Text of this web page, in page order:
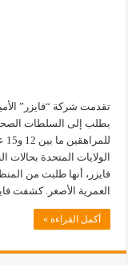
تقدمت شركة “فايزر”
بطلب إلى السلطات
فايزر، أنها طلبت من
العمرية الأصغر. كشفت
أكمل القراءة »